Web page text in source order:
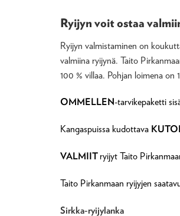
Ryijyn voit ostaa
Ryijyn valmistaminen on
valmiina ryijynä. Taito
100 % villaa. Pohjan loimena on
OMMELLEN-tarvikepaketti
Kangaspuissa kudottava
VALMIITryijyt Taito
Taito Pirkanmaan ryijyjen
Sirkka-ryijylanka